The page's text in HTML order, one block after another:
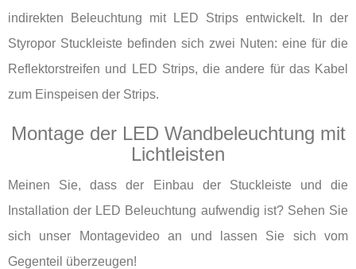
indirekten Beleuchtung mit LED Strips entwickelt. In der
Styropor Stuckleiste befinden sich zwei Nuten: eine für die
Reflektorstreifen und LED Strips, die andere für das Kabel
zum Einspeisen der Strips.
Montage der LED Wandbeleuchtung mit
Lichtleisten
Meinen Sie, dass der Einbau der Stuckleiste und die
Installation der LED Beleuchtung aufwendig ist? Sehen Sie
sich unser Montagevideo an und lassen Sie sich vom
Gegenteil überzeugen!